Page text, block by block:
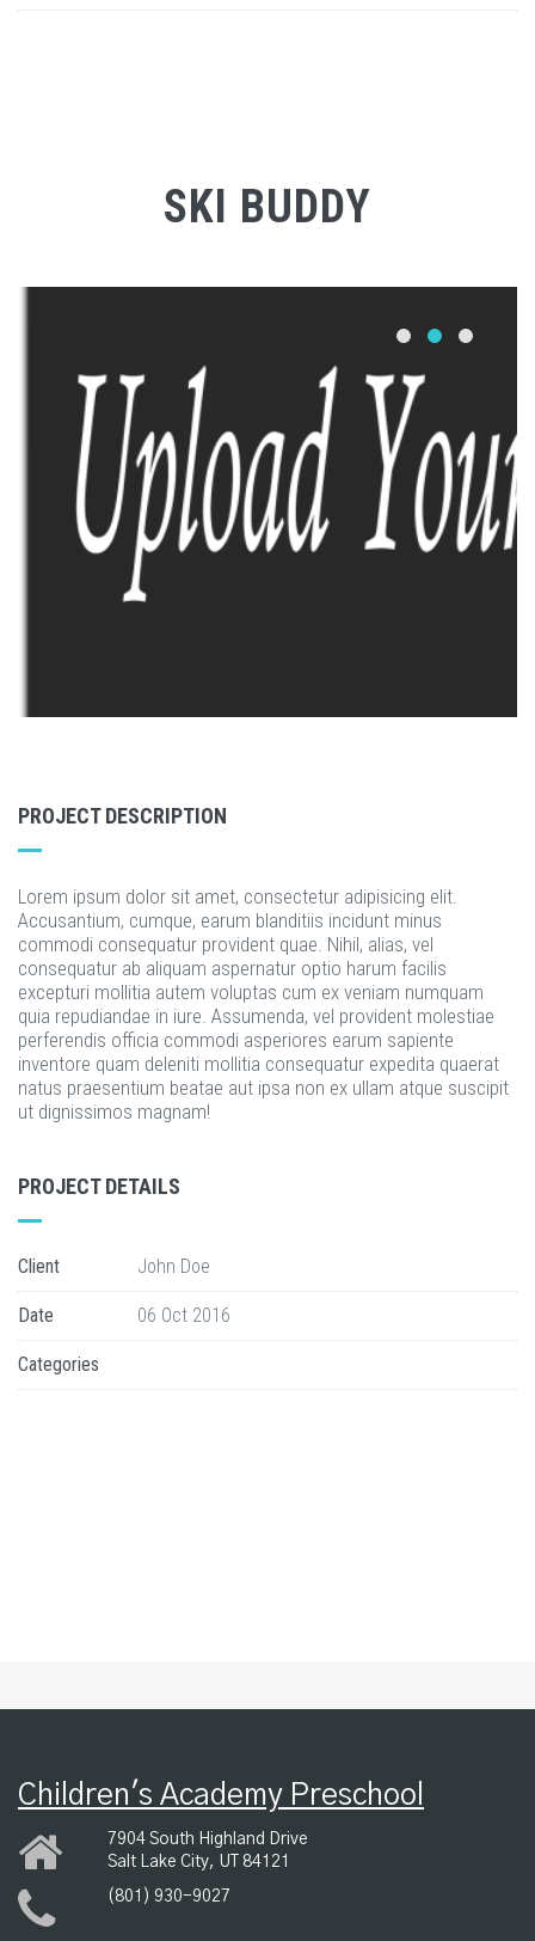
SKI BUDDY
PROJECT DESCRIPTION
Lorem ipsum dolor sit amet, consectetur adipisicing elit.
Accusantium, cumque, earum blanditiis incidunt minus
commodi consequatur provident quae. Nihil, alias, vel
consequatur ab aliquam aspernatur optio harum facilis
excepturi mollitia autem voluptas cum ex veniam numquam
quia repudiandae in iure. Assumenda, vel provident molestiae
perferendis officia commodi asperiores earum sapiente
inventore quam deleniti mollitia consequatur expedita quaerat
natus praesentium beatae aut ipsa non ex ullam atque suscipit
ut dignissimos magnam!
PROJECT DETAILS
Client John Doe
Date 06 Oct 2016
Categories
Children's Academy Preschool
7904 South Highland Drive
Salt Lake City, UT 84121
(801) 930-9027